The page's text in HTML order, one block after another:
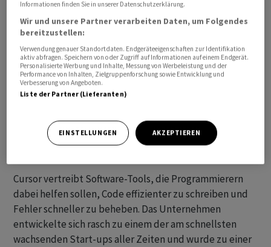
Der Schritt wurde jedoch wegen des Börsengangs
aufgeschoben.
Die Übernahme dürfte die KI-gestützten
Programmierfähigkeiten von SpaceX stärken, nachdem
Börsengang hingelegt hatte. SpaceX konkurriert mit
Anthropic und OpenAI bei der Entwicklung generativer
KI-Werkzeuge für Verbraucher und Unternehmen.
Cursor vertreibt Software-Tools, die Programmierern
dabei helfen sollen, Code effizienter zu schreiben und
Fehler schneller zu beheben. Das Unternehmen
entwickelte sich rasch zu einem der am schnellsten
wachsenden Start-ups aller Zeiten und wurde zu einer
Informationen finden Sie in unserer Datenschutzerklärung.
Wir und unsere Partner verarbeiten Daten, um Folgendes
bereitzustellen:
Verwendung genauer Standortdaten. Endgeräteeigenschaften zur Identifikation
aktiv abfragen. Speichern von oder Zugriff auf Informationen auf einem Endgerät.
Personalisierte Werbung und Inhalte, Messung von Werbeleistung und der
Performance von Inhalten, Zielgruppenforschung sowie Entwicklung und
Verbesserung von Angeboten.
Liste der Partner (Lieferanten)
EINSTELLUNGEN AKZEPTIEREN